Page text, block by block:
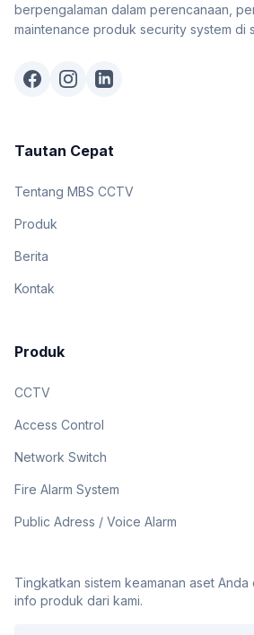
berpengalaman dalam perencanaan,
maintenance produk security system di
Tautan Cepat
Tentang MBS CCTV
Produk
Berita
Kontak
Produk
CCTV
Access Control
Network Switch
Fire Alarm System
Public Adress / Voice Alarm
Tingkatkan sistem keamanan aset
info produk dari kami.